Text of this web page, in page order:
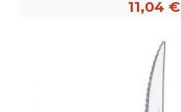
11,04 €